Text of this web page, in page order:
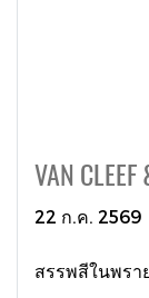
VAN
22 ก.ค. 2569
สรรพสีในพรา